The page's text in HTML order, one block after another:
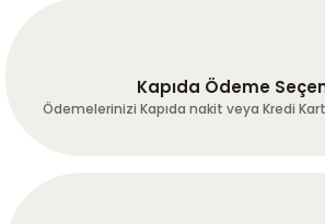
k... c... | 21/07/2026Kapıda Ödeme
Ödemelerinizi Kapıda nakit veya Kredi